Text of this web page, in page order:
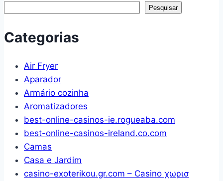
Pesquisar
Categorias
Air Fryer
Aparador
Armário cozinha
Aromatizadores
best-online-casinos-ie.rogueaba.com
best-online-casinos-ireland.co.com
Camas
Casa e Jardim
casino-exoterikou.gr.com – Casino χωρισ